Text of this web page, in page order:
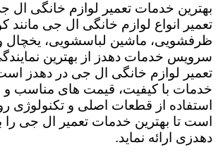
بهترین خدمات تعمیر لوازم خانگی ال
تعمیر انواع لوازم خانگی ال جی مانند
ظرفشویی، ماشین لباسشویی، یخچال
سرویس خدمات دهدز از بهترین
تعمیر لوازم خانگی ال جی در دهدز است
خدمات با کیفیت، قیمت های مناسب
استفاده از قطعات اصلی و تکنولوژی
است تا بهترین خدمات تعمیر ال جی را
دهدزی ارائه نماید.